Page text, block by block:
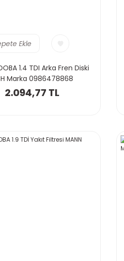
Ekle
1.4 TDI Arka Fren Diski
Marka 0986478868
2.094,77 TL